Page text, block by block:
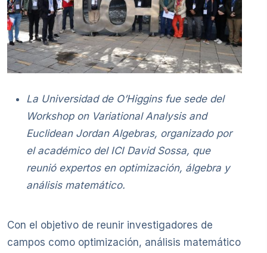
La Universidad de O’Higgins fue sede del
Workshop on Variational Analysis and
Euclidean Jordan Algebras, organizado por
el académico del ICI David Sossa, que
reunió expertos en optimización, álgebra y
análisis matemático.
Con el objetivo de reunir investigadores de
campos como optimización, análisis matemático